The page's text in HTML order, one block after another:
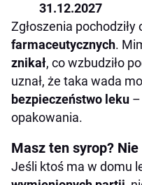
31.12.2027
Zgłoszenia pochodziły
farmaceutycznych.
znikał, co wzbudziło
uznał, że taka wada
bezpieczeństwo leku
opakowania.
Masz ten syrop?
Jeśli ktoś ma w domu